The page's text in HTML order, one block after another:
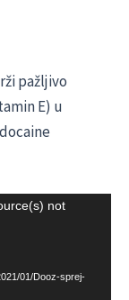
pažljivo
E) u
not
01/Dooz-sprej-